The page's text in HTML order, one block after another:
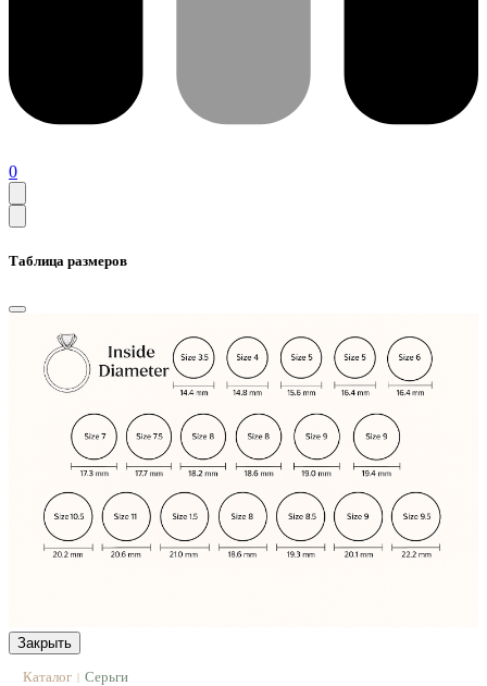
0
Таблица размеров
Закрыть
Каталог | Серьги